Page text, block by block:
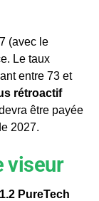
(avec le
Le taux
entre 73 et
rétroactif
être payée
2027.
viseur
PureTech